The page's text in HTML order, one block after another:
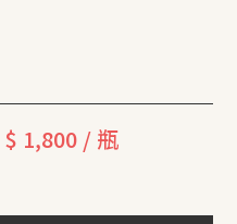
1,800 / 瓶